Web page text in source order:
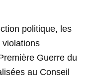
politique, les
violations
Guerre du
au Conseil